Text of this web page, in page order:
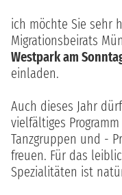
ich möchte Sie sehr
Migrationsbeirats
Westpark am
einladen.
Auch dieses Jahr
vielfältiges
Tanzgruppen und -
freuen. Für das
Spezialitäten ist